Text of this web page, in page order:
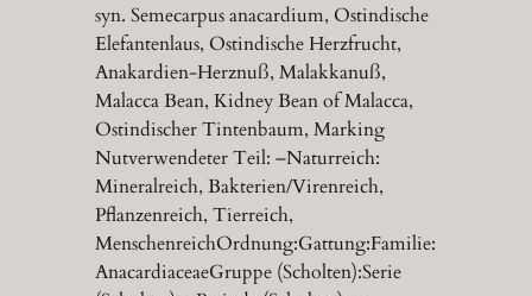
syn. Semecarpus anacardium, Ostindische
Elefantenlaus, Ostindische Herzfrucht,
Anakardien-Herznuß, Malakkanuß,
Malacca Bean, Kidney Bean of Malacca,
Ostindischer Tintenbaum, Marking
Nutverwendeter Teil: –Naturreich:
Mineralreich, Bakterien/Virenreich,
Pflanzenreich, Tierreich,
MenschenreichOrdnung:Gattung:Familie:
AnacardiaceaeGruppe (Scholten):Serie